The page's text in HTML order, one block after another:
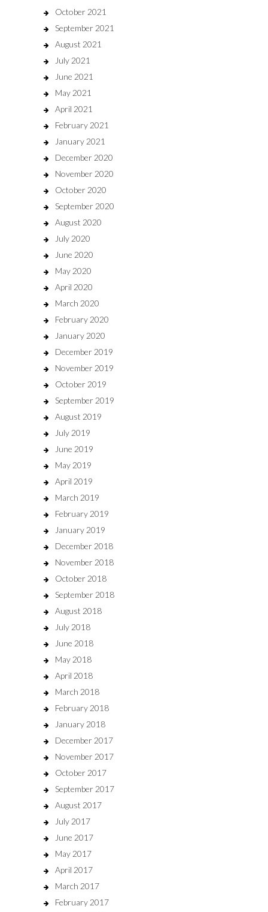
October 2021
September 2021
August 2021
July 2021
June 2021
May 2021
April 2021
February 2021
January 2021
December 2020
November 2020
October 2020
September 2020
August 2020
July 2020
June 2020
May 2020
April 2020
March 2020
February 2020
January 2020
December 2019
November 2019
October 2019
September 2019
August 2019
July 2019
June 2019
May 2019
April 2019
March 2019
February 2019
January 2019
December 2018
November 2018
October 2018
September 2018
August 2018
July 2018
June 2018
May 2018
April 2018
March 2018
February 2018
January 2018
December 2017
November 2017
October 2017
September 2017
August 2017
July 2017
June 2017
May 2017
April 2017
March 2017
February 2017